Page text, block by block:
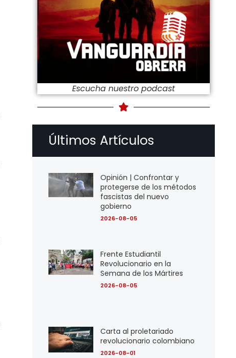
Escucha nuestro podcast
Últimos Artículos
Opinión | Confrontar y
protegerse de los métodos
fascistas del nuevo
gobierno
2026-08-05
Frente Estudiantil
Revolucionario en la
Semana de los Mártires
2026-08-05
Carta al proletariado
revolucionario colombiano
2026-08-01